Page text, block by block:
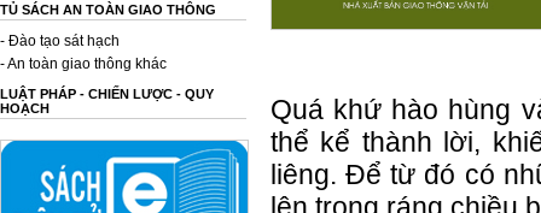
TỦ SÁCH AN TOÀN GIAO THÔNG
- Đào tạo sát hạch
- An toàn giao thông khác
LUẬT PHÁP - CHIẾN LƯỢC - QUY
HOẠCH
Quá khứ hào hùng
thể kể thành lời,
liêng. Để từ đó có